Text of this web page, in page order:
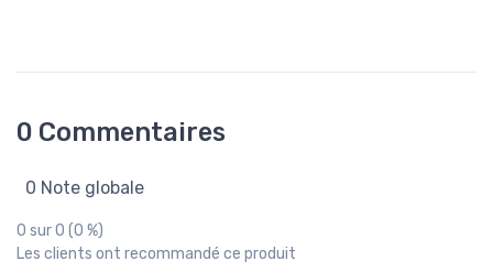
0 Commentaires
0 Note globale
0 sur 0 (0 %)
Les clients ont recommandé ce produit